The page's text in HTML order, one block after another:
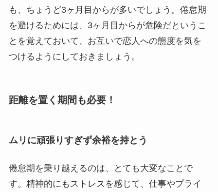
も、ちょうど3ヶ月目からが多いでしょう。倦怠期
を避けるためには、3ヶ月目からが危険だというこ
とを覚えておいて、お互いで恋人への態度を気を
つけるようにしておきましょう。
距離を置く期間も必要！
ムリに頑張りすぎず余裕を持とう
倦怠期を乗り越えるのは、とても大変なことで
す。精神的にもストレスを感じて、仕事やプライ